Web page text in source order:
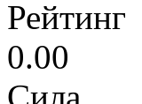
Рейтинг
0.00
Сила